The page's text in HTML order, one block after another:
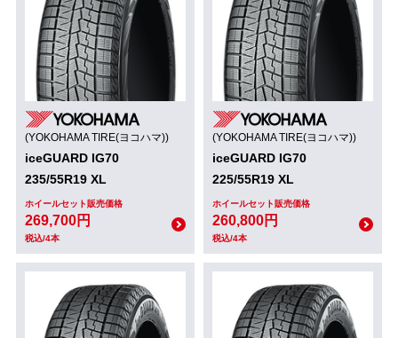
(YOKOHAMA TIRE(ヨコハマ))
iceGUARD IG70
235/55R19 XL
ホイールセット販売価格
269,700円
税込/4本
(YOKOHAMA TIRE(ヨコハマ))
iceGUARD IG70
225/55R19 XL
ホイールセット販売価格
260,800円
税込/4本